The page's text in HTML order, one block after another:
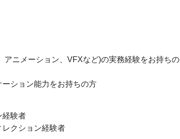
アニメーション、VFXなど)の実務経験をお持ちの
ーション能力をお持ちの方
経験者
レクション経験者